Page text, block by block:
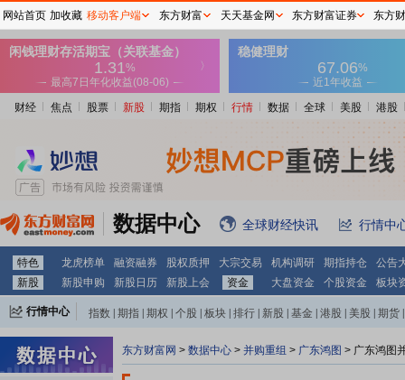
财经 焦点 股票 新股 期指 期权 行情 数据 全球 美股 港股
数据中心 全球财经快讯 行情中
特色 龙虎榜单 融资融券 股权质押 大宗交易 机构调研 期指持仓
公告
新股
新股申购 新股日历 新股上会 资金 大盘资金 个股资金 板块
行情中心 指数 期指 期权 个股 板块 排行 新股 基金 港股 美股 期货
东方财富网 > 数据中心 > 并购重组 > 广东鸿图 > 广东鸿图
网站首页 加收藏 移动客户端 东方财富 天天基金网 东方财富证券 东方